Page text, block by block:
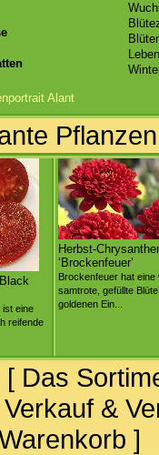
Alant
Pflanzen
eine
reifende
Herbst-
‘Brockenfeuer’
Brockenfeuer hat eine
samtrote, gefüllte
goldenen Ein...
[ Das
Verkauf &
]